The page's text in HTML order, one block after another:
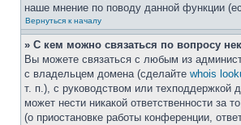
наше мнение по поводу данной функции
Вернуться к началу
» С кем можно связаться по вопросу
Вы можете связаться с любым из
с владельцем домена (сделайте whois
т. п.), с руководством или техподдержкой
может нести никакой ответственности за
(о приостановке работы конференции,